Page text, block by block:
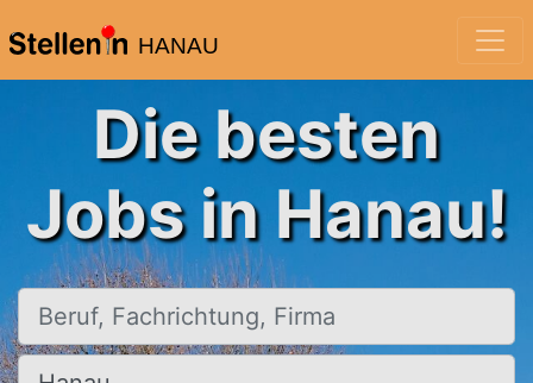
HANAU
Die besten
Jobs in Hanau!
Beruf, Fachrichtung, Firma
Ort, Stadt